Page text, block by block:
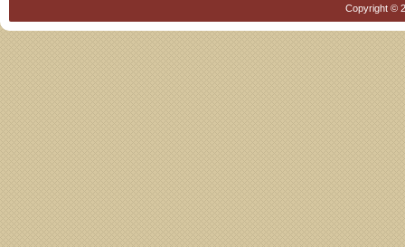
Copyright ©